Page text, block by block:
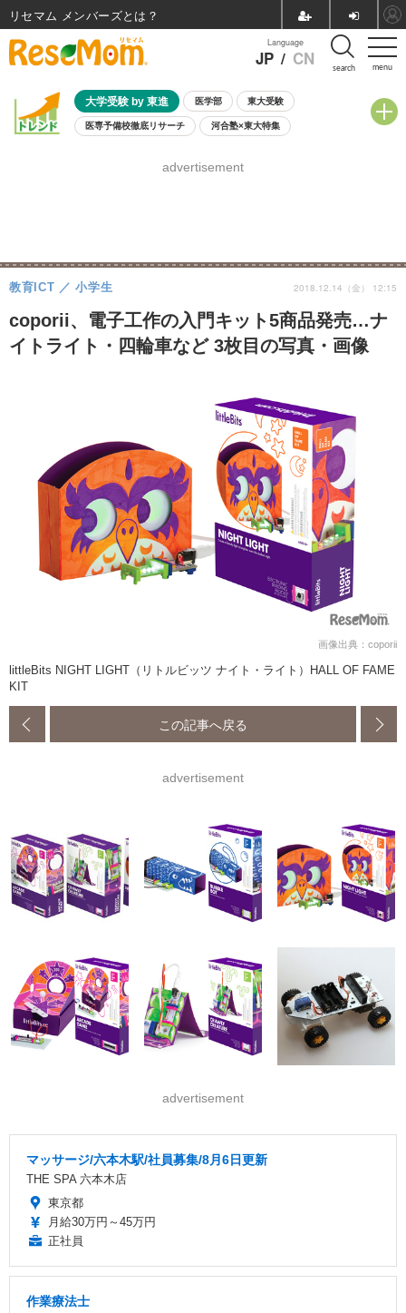
menu
Language
JP / CN search
大学受験 by 東進 医学部 東大受験
医専予備校徹底リサーチ 河合塾×東大特集
8月開催学校説明会・相談会
advertisement
coporii、電子工作の入門キット5商品発売…ナ
イトライト・四輪車など 3枚目の写真・画像
教育ICT 小学生 2018.12.14（金） 12:15
画像出典：coporii
littleBits NIGHT LIGHT（リトルビッツ ナイト・ライト）HALL OF FAME
KIT
この記事へ戻る
advertisement
advertisement
マッサージ/六本木駅/社員募集/8月6日更新
THE SPA 六本木店
東京都
月給30万円～45万円
正社員
作業療法士
リセマム メンバーズ